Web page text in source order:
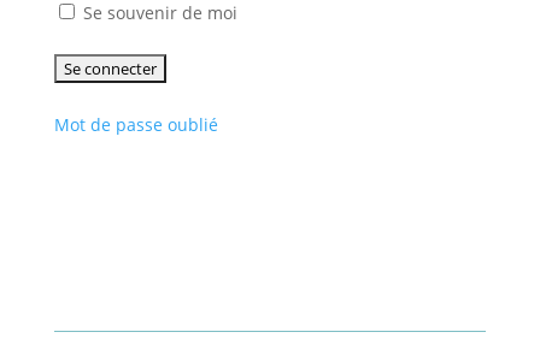
Se souvenir de moi
Mot de passe oublié